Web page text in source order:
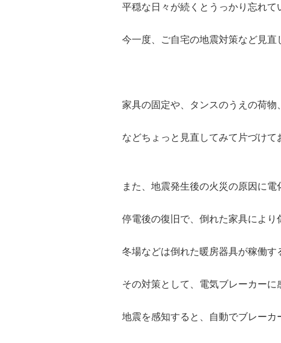
平穏な日々が続くとうっかり忘れて
今一度、ご自宅の地震対策など見直
家具の固定や、タンスのうえの荷物
などちょっと見直してみて片づけて
また、地震発生後の火災の原因に電
停電後の復旧で、倒れた家具により
冬場などは倒れた暖房器具が稼働す
その対策として、電気ブレーカーに
地震を感知すると、自動でブレーカ